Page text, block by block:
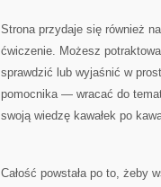
Strona przydaje się również
ćwiczenie. Możesz
sprawdzić lub wyjaśnić w
pomocnika — wracać do
swoją wiedzę kawałek po
Całość powstała po to, żeby